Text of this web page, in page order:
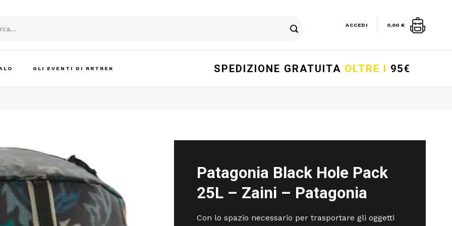
ACCEDI 0,00 €
GLI EVENTI DI RRTREK SPEDIZIONE GRATUITA OLTRE I 95€
Patagonia Black Hole Pack
25L – Zaini – Patagonia
Con lo spazio necessario per trasportare gli oggetti